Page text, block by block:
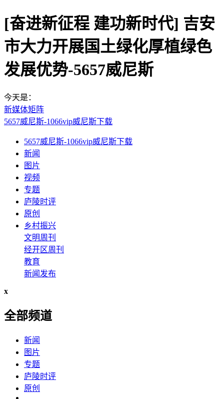
[奋进新征程 建功新时代] 吉安
市大力开展国土绿化厚植绿色
发展优势-5657威尼斯
今天是：
新媒体矩阵
5657威尼斯-1066vip威尼斯下载
5657威尼斯-1066vip威尼斯下载
新闻
图片
视频
专题
庐陵时评
原创
乡村振兴
文明周刊
经开区周刊
教育
新闻发布
x
全部频道
新闻
图片
专题
庐陵时评
原创